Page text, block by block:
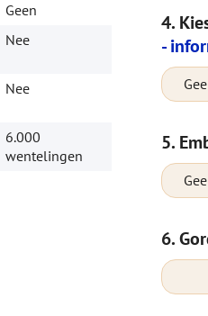
Geen
Nee
Nee
6.000
wentelingen
4.
-
5.
6.